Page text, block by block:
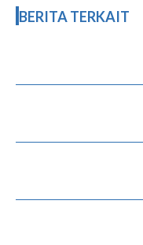
BERITA TERKAIT